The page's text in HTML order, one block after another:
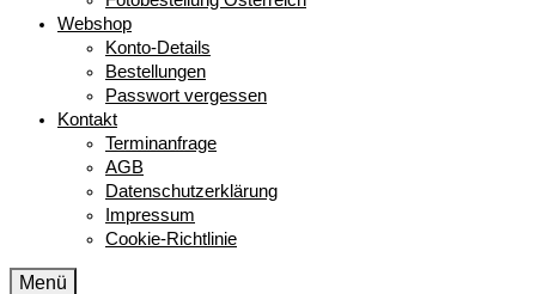
Webshop
Konto-Details
Bestellungen
Passwort vergessen
Kontakt
Terminanfrage
AGB
Datenschutzerklärung
Impressum
Cookie-Richtlinie
Menü